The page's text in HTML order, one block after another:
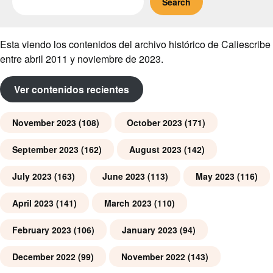
Esta viendo los contenidos del archivo histórico de Caliescribe
entre abril 2011 y noviembre de 2023.
Ver contenidos recientes
November 2023 (108) October 2023 (171)
September 2023 (162) August 2023 (142)
July 2023 (163) June 2023 (113) May 2023 (116)
April 2023 (141) March 2023 (110)
February 2023 (106) January 2023 (94)
December 2022 (99) November 2022 (143)